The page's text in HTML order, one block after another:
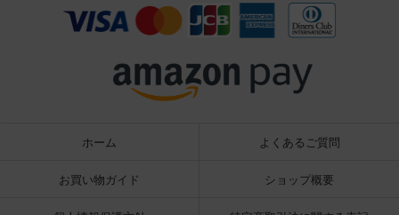
ホーム よくあるご質問
お買い物ガイド ショップ概要